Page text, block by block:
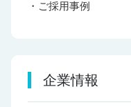
・ご採用事例
企業情報